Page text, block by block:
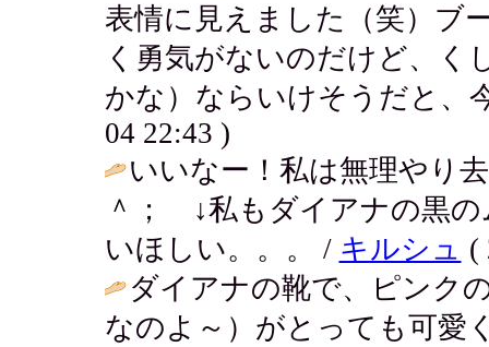
表情に見えました（笑）ブ
く勇気がないのだけど、く
かな）ならいけそうだと、
04 22:43 )
いいなー！私は無理やり
＾； ↓私もダイアナの黒
いほしい。。。 / キルシュ (
ダイアナの靴で、ピンク
なのよ～）がとっても可愛